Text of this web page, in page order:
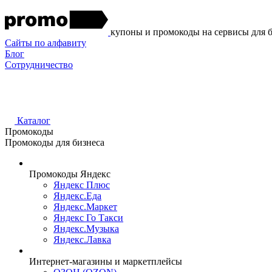
купоны и промокоды на сервисы для
Сайты по алфавиту
Блог
Сотрудничество
Каталог
Промокоды
Промокоды для бизнеса
Промокоды Яндекс
Яндекс Плюс
Яндекс.Еда
Яндекс.Маркет
Яндекс Го Такси
Яндекс.Музыка
Яндекс.Лавка
Интернет-магазины и маркетплейсы